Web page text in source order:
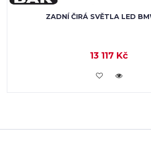
ZADNÍ ČIRÁ SVĚTLA LED
13 117 Kč
KOUPIT